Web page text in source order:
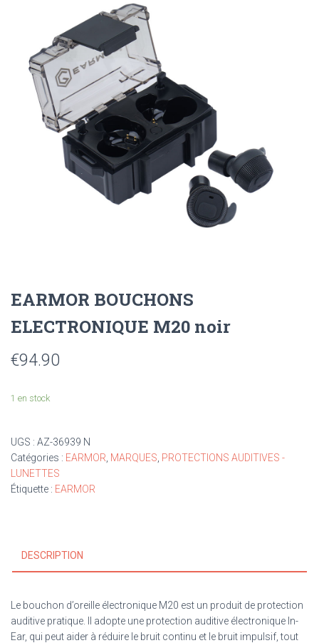
EARMOR BOUCHONS
ELECTRONIQUE M20 noir
€94.90
1 en stock
UGS : AZ-36939 N
Catégories : EARMOR MARQUES PROTECTIONS AUDITIVES -
LUNETTES
Étiquette : EARMOR
DESCRIPTION
Le bouchon d’oreille électronique M20 est un produit de protection
auditive pratique. Il adopte une protection auditive électronique In-
Ear, qui peut aider à réduire le bruit continu et le bruit impulsif, tout